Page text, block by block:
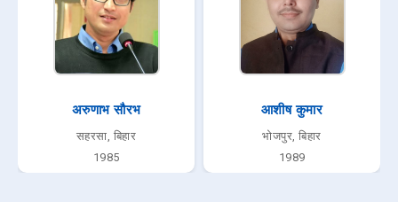
अरुणाभ सौरभ
सहरसा, बिहार
1985
आशीष कुमार
भोजपुर, बिहार
1989